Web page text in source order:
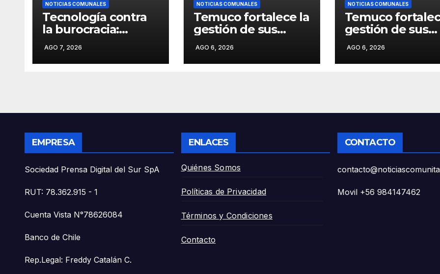
NOTICIAS COMUNALES
Tecnología contra
la burocracia:
Hospital de Temuco
usa Inteligencia
Imagenología».
AGO 7, 2026
NOTICIAS COMUNALES
Temuco fortalece la
gestión de sus
aprobación del
nuevo
AGO 6, 2026
NOTICIAS COMUNALES
Temuco
gestión de sus
aprobación del
nuevo
AGO 6, 2026
EMPRESA
Sociedad Prensa Digital del Sur SpA
RUT: 78.362.915 - 1
Cuenta Vista N°78626084
Banco de Chile
Rep.Legal: Freddy Catalán C.
ENLACES
Quiénes Somos
Políticas de Privacidad
Términos y Condiciones
Contacto
CONTACTO
Movil +56 984147462